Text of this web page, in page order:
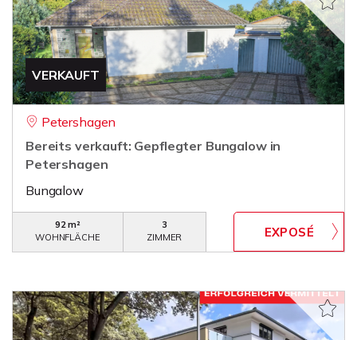
VERKAUFT
Petershagen
Bereits verkauft: Gepflegter Bungalow in
Petershagen
Bungalow
92 m²
WOHNFLÄCHE
3
ZIMMER